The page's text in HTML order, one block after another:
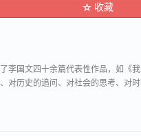
收藏
李国文四十余篇代表性作品，如《
对历史的追问、对社会的思考、对